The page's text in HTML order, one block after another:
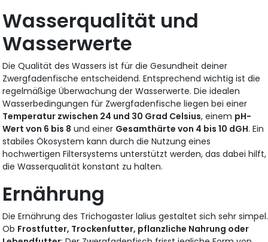
Wasserqualität und
Wasserwerte
Die Qualität des Wassers ist für die Gesundheit deiner
Zwergfadenfische entscheidend. Entsprechend wichtig ist die
regelmäßige Überwachung der Wasserwerte. Die idealen
Wasserbedingungen für Zwergfadenfische liegen bei einer
Temperatur zwischen 24 und 30 Grad Celsius, einem pH-
Wert von 6 bis 8 und einer Gesamthärte von 4 bis 10 dGH. Ein
stabiles Ökosystem kann durch die Nutzung eines
hochwertigen Filtersystems unterstützt werden, das dabei hilft,
die Wasserqualität konstant zu halten.
Ernährung
Die Ernährung des Trichogaster lalius gestaltet sich sehr simpel.
Ob Frostfutter, Trockenfutter, pflanzliche Nahrung oder